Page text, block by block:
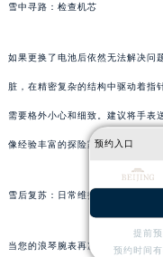
雪中寻路：检查机芯
如果更换了电池后依然无法解决问
脏，在精密复杂的结构中驱动着指
需要格外小心和细致。建议将手表
像经验丰富的探险家一样，在复杂
雪后复苏：日常维护
当您的浪琴腕表再次恢复活力时，
预约入口
提前
预约时间